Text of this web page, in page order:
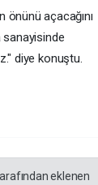
önünü açacağını
sanayisinde
diye konuştu.
eklenen